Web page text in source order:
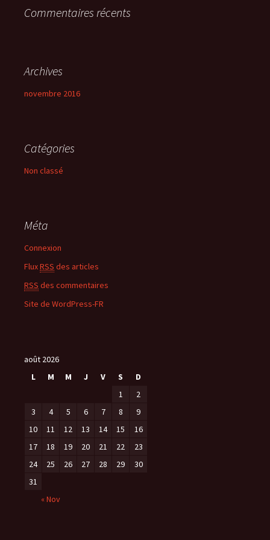
:Commentaires récents
Archives
novembre 2016
Catégories
Non classé
Méta
Connexion
FluxRSS des articles
RSS des commentaires
Site de WordPress-FR
août 2026
L
M M J V S D
« Nov
1
2
3
4 5 6 7 8
9
10
11 12 13 14 15
16
17
18 19 20 21 22
23
24
25 26 27 28 29
30
31